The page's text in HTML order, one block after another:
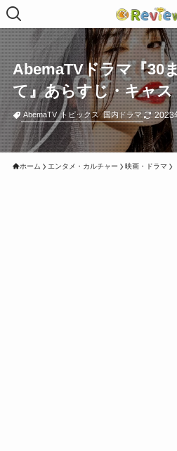
AbemaTVドラマ『30
て』あらすじ・キャ
AbemaTV トピックス 国内ドラマ 2023
ホーム エンタメ・カルチャー 映画・ドラマ